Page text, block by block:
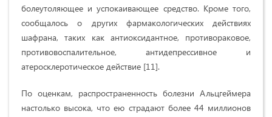
болеутоляющее и успокаивающее средство. Кроме того,
сообщалось о других фармакологических действиях
шафрана, таких как антиоксидантное, противораковое,
противовоспалительное, антидепрессивное и
атеросклеротическое действие [11].
По оценкам, распространенность болезни Альцгеймера
настолько высока, что ею страдают более 44 миллионов